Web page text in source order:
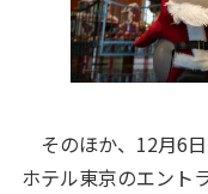
そのほか、12月6
ホテル東京のエント